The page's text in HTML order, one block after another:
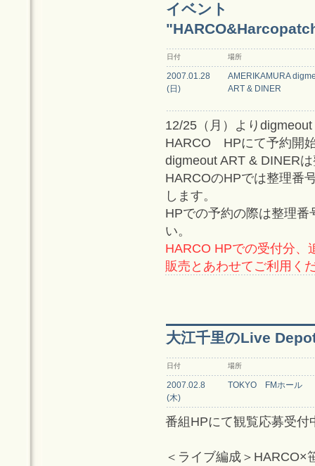
イベント
日付 場所
2007.01.28
(日)
AMERIKAMURA
ART & DINER
12/25（月）より
HARCO HPにて予約開
digmeout ART & DINER
HARCOのHPでは整理番
します。
HPでの予約の際は整理
い。
HARCO HPでの受付分、
販売とあわせてご利用く
大江千里のLive
日付 場所
2007.02.8
(木)
TOKYO FMホール
番組HPにて観覧応募受付
＜ライブ編成＞